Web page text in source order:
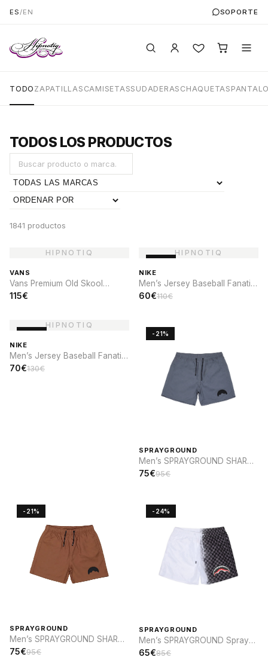
ES /EN SOPORTE
TODO ZAPATILLAS CAMISETASSUDADERAS CHAQUETAS
TODOS LOS PRODUCTOS
1841 productos
VANS
Vans Premium Old Skool
Cocona
115€
NIKE
Men’s Jersey Baseball Fanatic
x Nike Brooklyn Dodgers
60€110€
NIKE
Men’s Jersey Baseball Fanatic
x Nike Cooperstown St. Louis
70€130€
-21%
SPRAYGROUND
Men’s SPRAYGROUND SHARK
PARCH SWIM
75€95€
-21%
SPRAYGROUND
Men’s SPRAYGROUND SHARK
PARCH SWIM
75€95€
-24%
SPRAYGROUND
Men’s SPRAYGROUND Spray
sip SWIM
65€85€